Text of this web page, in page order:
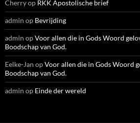
Cherryop RKK Apostolische brief
admin op Bevrijding
admin opVoor allen die in Gods Woord
Boodschap van God.
Eelke-Jan opVoor allen die in Gods Woord
Boodschap van God.
admin op Einde der wereld